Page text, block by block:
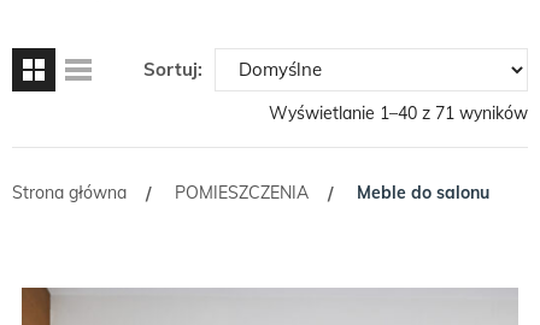
Sortuj:
Wyświetlanie 1–40 z 71 wyników
Strona główna / POMIESZCZENIA / Meble do salonu